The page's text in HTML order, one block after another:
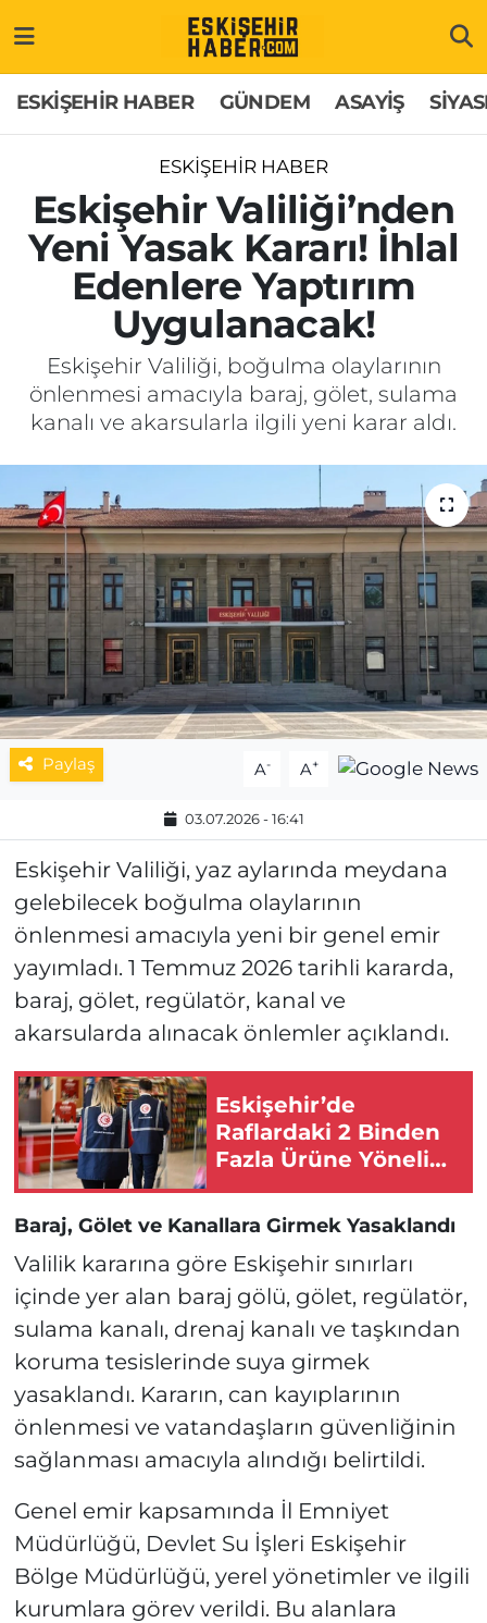
ESKİŞEHİR HABER GÜNDEM ASAYİŞ
ESKİŞEHİR HABER
Eskişehir Valiliği’nden
Yeni Yasak Kararı! İhlal
Edenlere Yaptırım
Uygulanacak!
Eskişehir Valiliği, boğulma olaylarının
önlenmesi amacıyla baraj, gölet, sulama
kanalı ve akarsularla ilgili yeni karar aldı.
Paylaş A- A+
03.07.2026 - 16:41
Eskişehir Valiliği, yaz aylarında meydana
gelebilecek boğulma olaylarının
önlenmesi amacıyla yeni bir genel emir
yayımladı. 1 Temmuz 2026 tarihli kararda,
baraj, gölet, regülatör, kanal ve
akarsularda alınacak önlemler açıklandı.
Eskişehir’de
Raflardaki 2 Binden
Fazla Ürüne Yönelik
Ekipler Harekete
Geçti!
Baraj, Gölet ve Kanallara Girmek Yasaklandı
Valilik kararına göre Eskişehir sınırları
içinde yer alan baraj gölü, gölet, regülatör,
sulama kanalı, drenaj kanalı ve taşkından
koruma tesislerinde suya girmek
yasaklandı. Kararın, can kayıplarının
önlenmesi ve vatandaşların güvenliğinin
sağlanması amacıyla alındığı belirtildi.
Genel emir kapsamında İl Emniyet
Müdürlüğü, Devlet Su İşleri Eskişehir
Bölge Müdürlüğü, yerel yönetimler ve ilgili
kurumlara görev verildi. Bu alanlara
GÜNDEM
ASAYİŞ
SİYASET
EKONOMİ
SAĞLIK
EĞİTİM
SPOR
MAGAZİN
ESKİŞEHİRSPOR
Hakkımızda
İletişim
Künye
Odunpazarı Trafik Yoğunluk Haritası
Süper Lig Puan Durumu ve Fikstür
Tüm Manşetler
Son Dakika Haberleri
Haber Arşivi